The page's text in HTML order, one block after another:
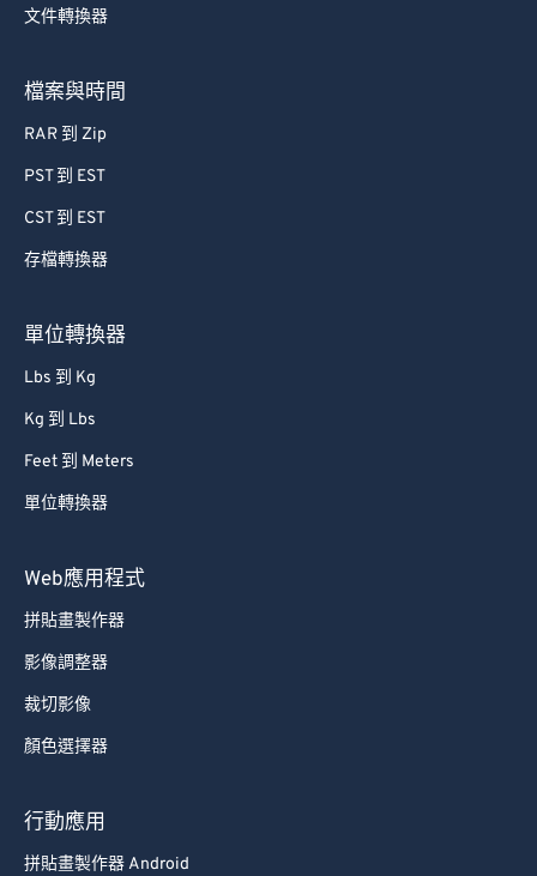
文件轉換器
檔案與時間
RAR 到 Zip
PST 到 EST
CST 到 EST
存檔轉換器
單位轉換器
Lbs 到 Kg
Kg 到 Lbs
Feet 到 Meters
單位轉換器
Web應用程式
拼貼畫製作器
影像調整器
裁切影像
顏色選擇器
行動應用
拼貼畫製作器 Android